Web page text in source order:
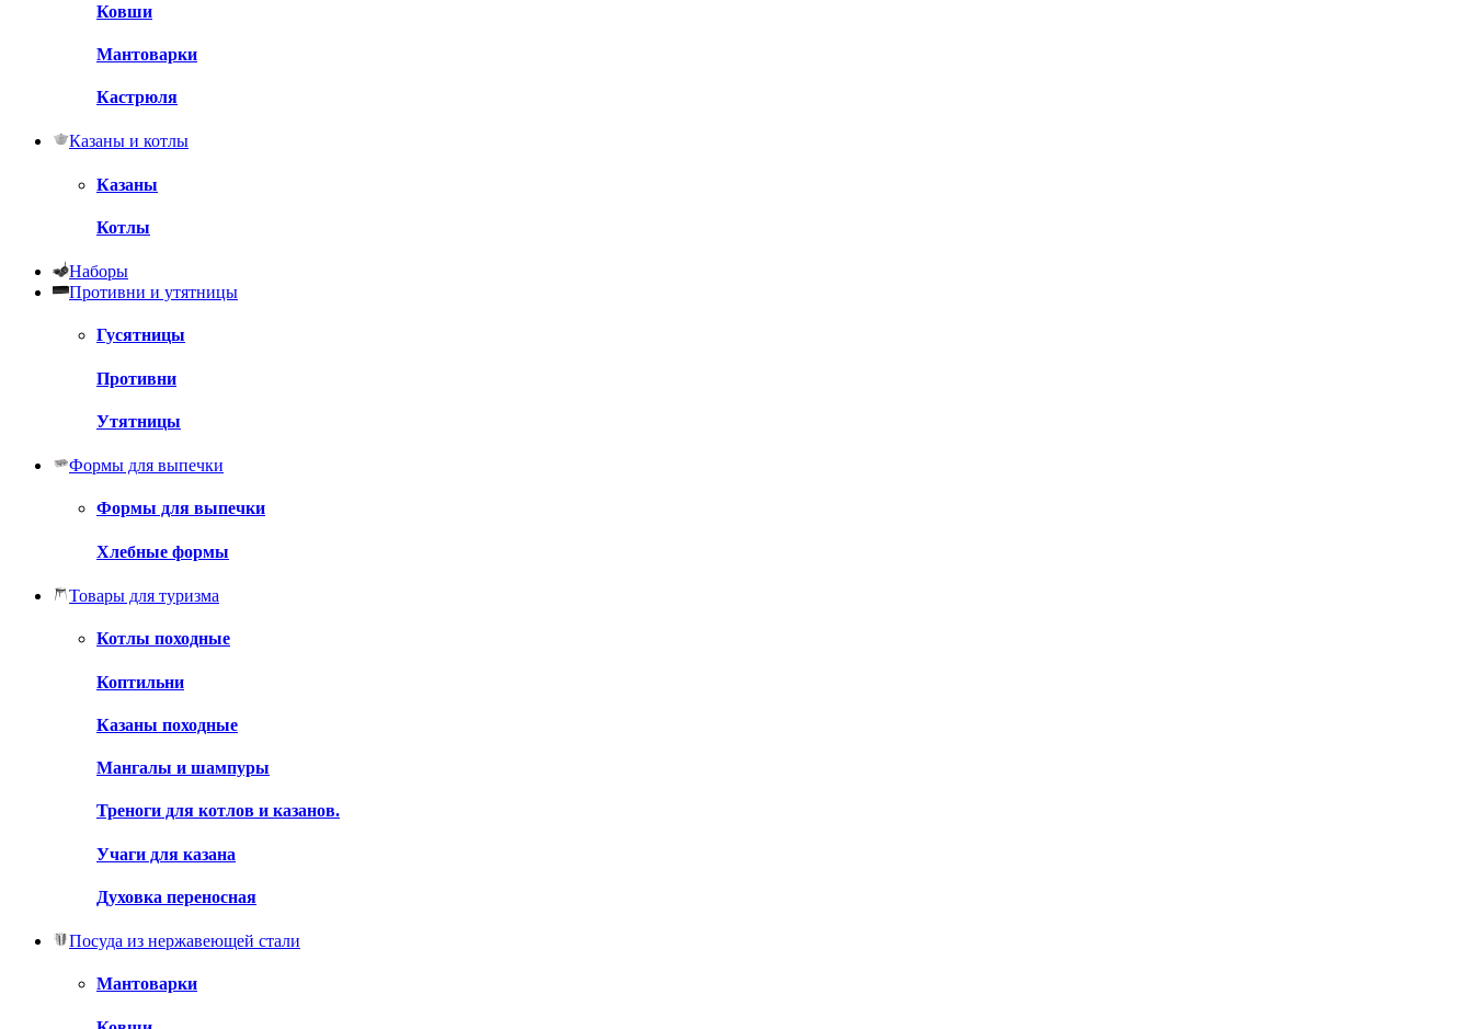
Ковши
Мантоварки
Кастрюля
Казаны и котлы
Казаны
Котлы
Наборы
Противни и утятницы
Гусятницы
Противни
Утятницы
Формы для выпечки
Формы для выпечки
Хлебные формы
Товары для туризма
Котлы походные
Коптильни
Казаны походные
Мангалы и шампуры
Треноги для котлов и казанов.
Учаги для казана
Духовка переносная
Посуда из нержавеющей стали
Мантоварки